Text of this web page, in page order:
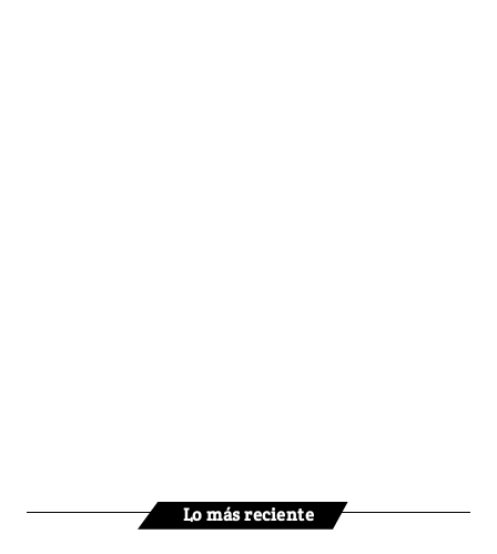
Lo más reciente